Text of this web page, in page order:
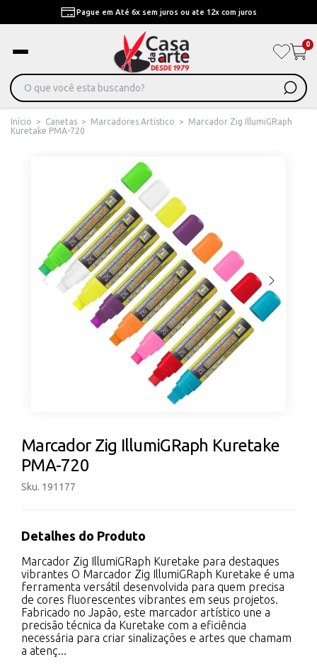
Pague em Até 6x sem juros ou ate 12x com juros
0
Início > Canetas > Marcadores Artístico >
Marcador Zig IllumiGRaph
Kuretake PMA-720
Marcador Zig IllumiGRaph Kuretake
PMA-720
Sku. 191177
Detalhes do Produto
Marcador Zig IllumiGRaph Kuretake para destaques
vibrantes O Marcador Zig IllumiGRaph Kuretake é uma
ferramenta versátil desenvolvida para quem precisa
de cores fluorescentes vibrantes em seus projetos.
Fabricado no Japão, este marcador artístico une a
precisão técnica da Kuretake com a eficiência
necessária para criar sinalizações e artes que chamam
a atenç...